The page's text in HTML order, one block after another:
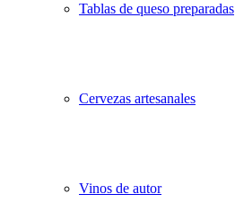
Tablas de queso preparadas
Cervezas artesanales
Vinos de autor